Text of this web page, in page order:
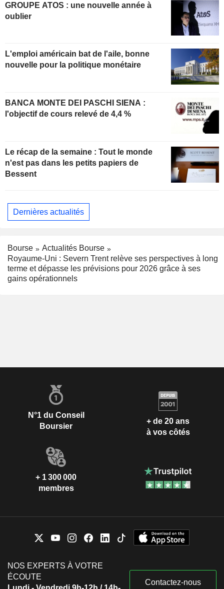
GROUPE ATOS : une nouvelle année à
oublier
L'emploi américain bat de l'aile, bonne
nouvelle pour la politique monétaire
BANCA MONTE DEI PASCHI SIENA :
l'objectif de cours relevé de 4,4 %
Le récap de la semaine : Tout le monde
n'est pas dans les petits papiers de
Bessent
Dernières actualités
Bourse
Actualités Bourse
Royaume-Uni : Severn Trent relève ses perspectives à long
terme et dépasse les prévisions pour 2026 grâce à ses
gains opérationnels
N°1 du Conseil
Boursier
+ de 20 ans
à vos côtés
+ 1 300 000
membres
NOS EXPERTS À VOTRE
ÉCOUTE
Contactez-nous